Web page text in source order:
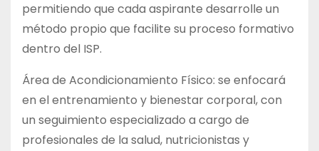
permitiendo que cada aspirante desarrolle un
método propio que facilite su proceso formativo
dentro del ISP.
Área de Acondicionamiento Físico: se enfocará
en el entrenamiento y bienestar corporal, con
un seguimiento especializado a cargo de
profesionales de la salud, nutricionistas y